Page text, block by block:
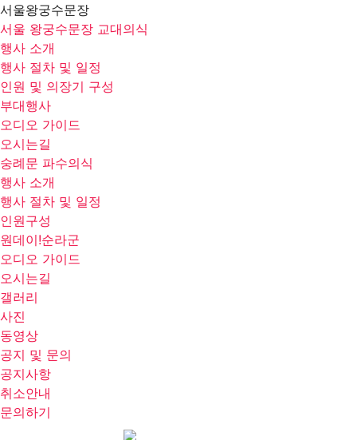
서울왕궁수문장
서울 왕궁수문장 교대의식
행사 소개
행사 절차 및 일정
인원 및 의장기 구성
부대행사
오디오 가이드
오시는길
숭례문 파수의식
행사 소개
행사 절차 및 일정
인원구성
원데이!순라군
오디오 가이드
오시는길
갤러리
사진
동영상
공지 및 문의
공지사항
취소안내
문의하기